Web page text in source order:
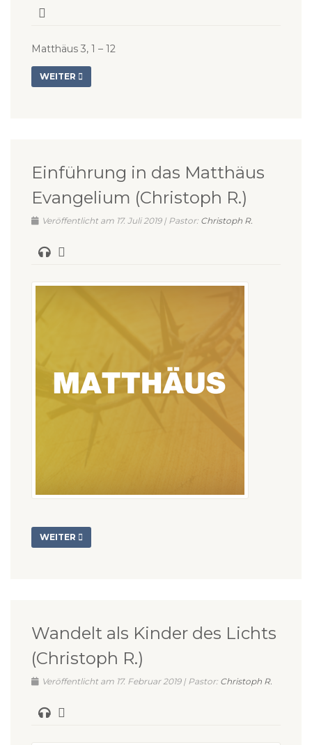
Matthäus 3, 1 – 12
WEITER
Einführung in das Matthäus
Evangelium (Christoph R.)
Veröffentlicht am 17. Juli 2019 | Pastor: Christoph R.
WEITER
Wandelt als Kinder des Lichts
(Christoph R.)
Veröffentlicht am 17. Februar 2019 | Pastor: Christoph R.